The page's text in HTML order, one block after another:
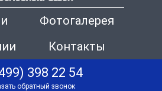
Фотогалерея
Контакты
398 22 54
обратный звонок